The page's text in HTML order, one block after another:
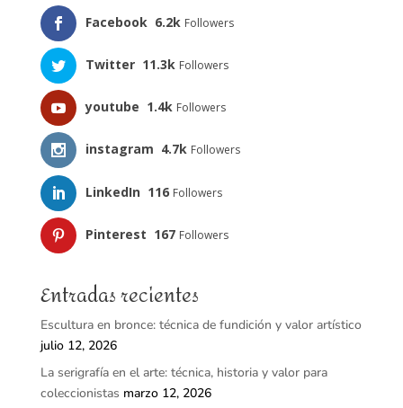
Facebook 6.2k Followers
Twitter 11.3k Followers
youtube 1.4k Followers
instagram 4.7k Followers
LinkedIn 116 Followers
Pinterest 167 Followers
Entradas recientes
Escultura en bronce: técnica de fundición y valor artístico
julio 12, 2026
La serigrafía en el arte: técnica, historia y valor para
coleccionistas marzo 12, 2026